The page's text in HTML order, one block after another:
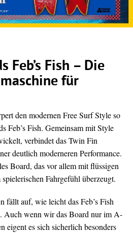
Feb’s Fish – Die
für
den modernen Free Surf Style so
Feb’s Fish. Gemeinsam mit Style
verbindet das Twin Fin
deutlich moderneren Performance.
Board, das vor allem mit flüssigen
Fahrgefühl überzeugt.
fällt auf, wie leicht das Feb’s Fish
Auch wenn wir das Board nur im A-
eigent es sich sicherlich besonders